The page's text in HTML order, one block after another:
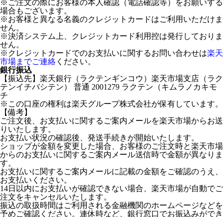
※ご注文の際にお客様の本人確認（電話確認等）をお願いする
場合もございます。
※お客様と異なる名義のクレジットカードはご利用いただけま
せん。
※決済システム上、クレジットカード利用控は発行しておりま
せん。
※クレジットカードでのお支払いに関するお問い合わせは楽天
市場までご連絡 ください。
銀行振込
【振込先】楽天銀行（ラクテンギンコウ）楽天市場支店（ラク
テンイチバシテン） 普通 2001279 ラクテン（キムラノカキモ
チ
※この口座の権利は楽天グループ株式会社が保有しています。
【備考】
ご注文後、お支払いに関するご案内メールを楽天市場からお送
りいたします。
お支払い状況の確認後、発送手続きが開始いたします。
ショップが金額を変更した場合、お客様のご注文時と楽天市場
からのお支払いに関するご案内メール送信時で金額が異なりま
す。
お支払いに関するご案内メールに記載の金額をご確認のうえ、
お支払いください。
14日以内にお支払いが確認できない場合、楽天市場が自動でご
注文をキャンセルいたします。
振込の取扱時間はご利用される金融機関のホームページなどを
予めご確認ください。連休時など、銀行窓口でお振込みができ